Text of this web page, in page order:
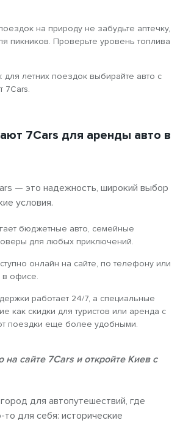
на природу не забудьте аптечку,
пикников. Проверьте уровень топлива
: для летних поездок выбирайте авто с
7Cars.
7Cars для аренды авто в
— это надежность, широкий выбор
условия.
бюджетные авто, семейные
для любых приключений.
онлайн на сайте, по телефону или
в офисе.
работает 24/7, а специальные
как скидки для туристов или аренда с
поездки еще более удобными.
на сайте 7Cars и откройте Киев с
для автопутешествий, где
для себя: исторические